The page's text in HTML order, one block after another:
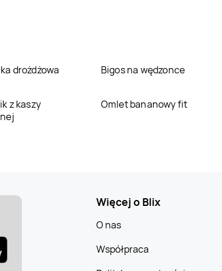
drożdżowa Bigos na wędzonce
z kaszy
Omlet bananowy fit
Więcej o Blix
O nas
Współpraca